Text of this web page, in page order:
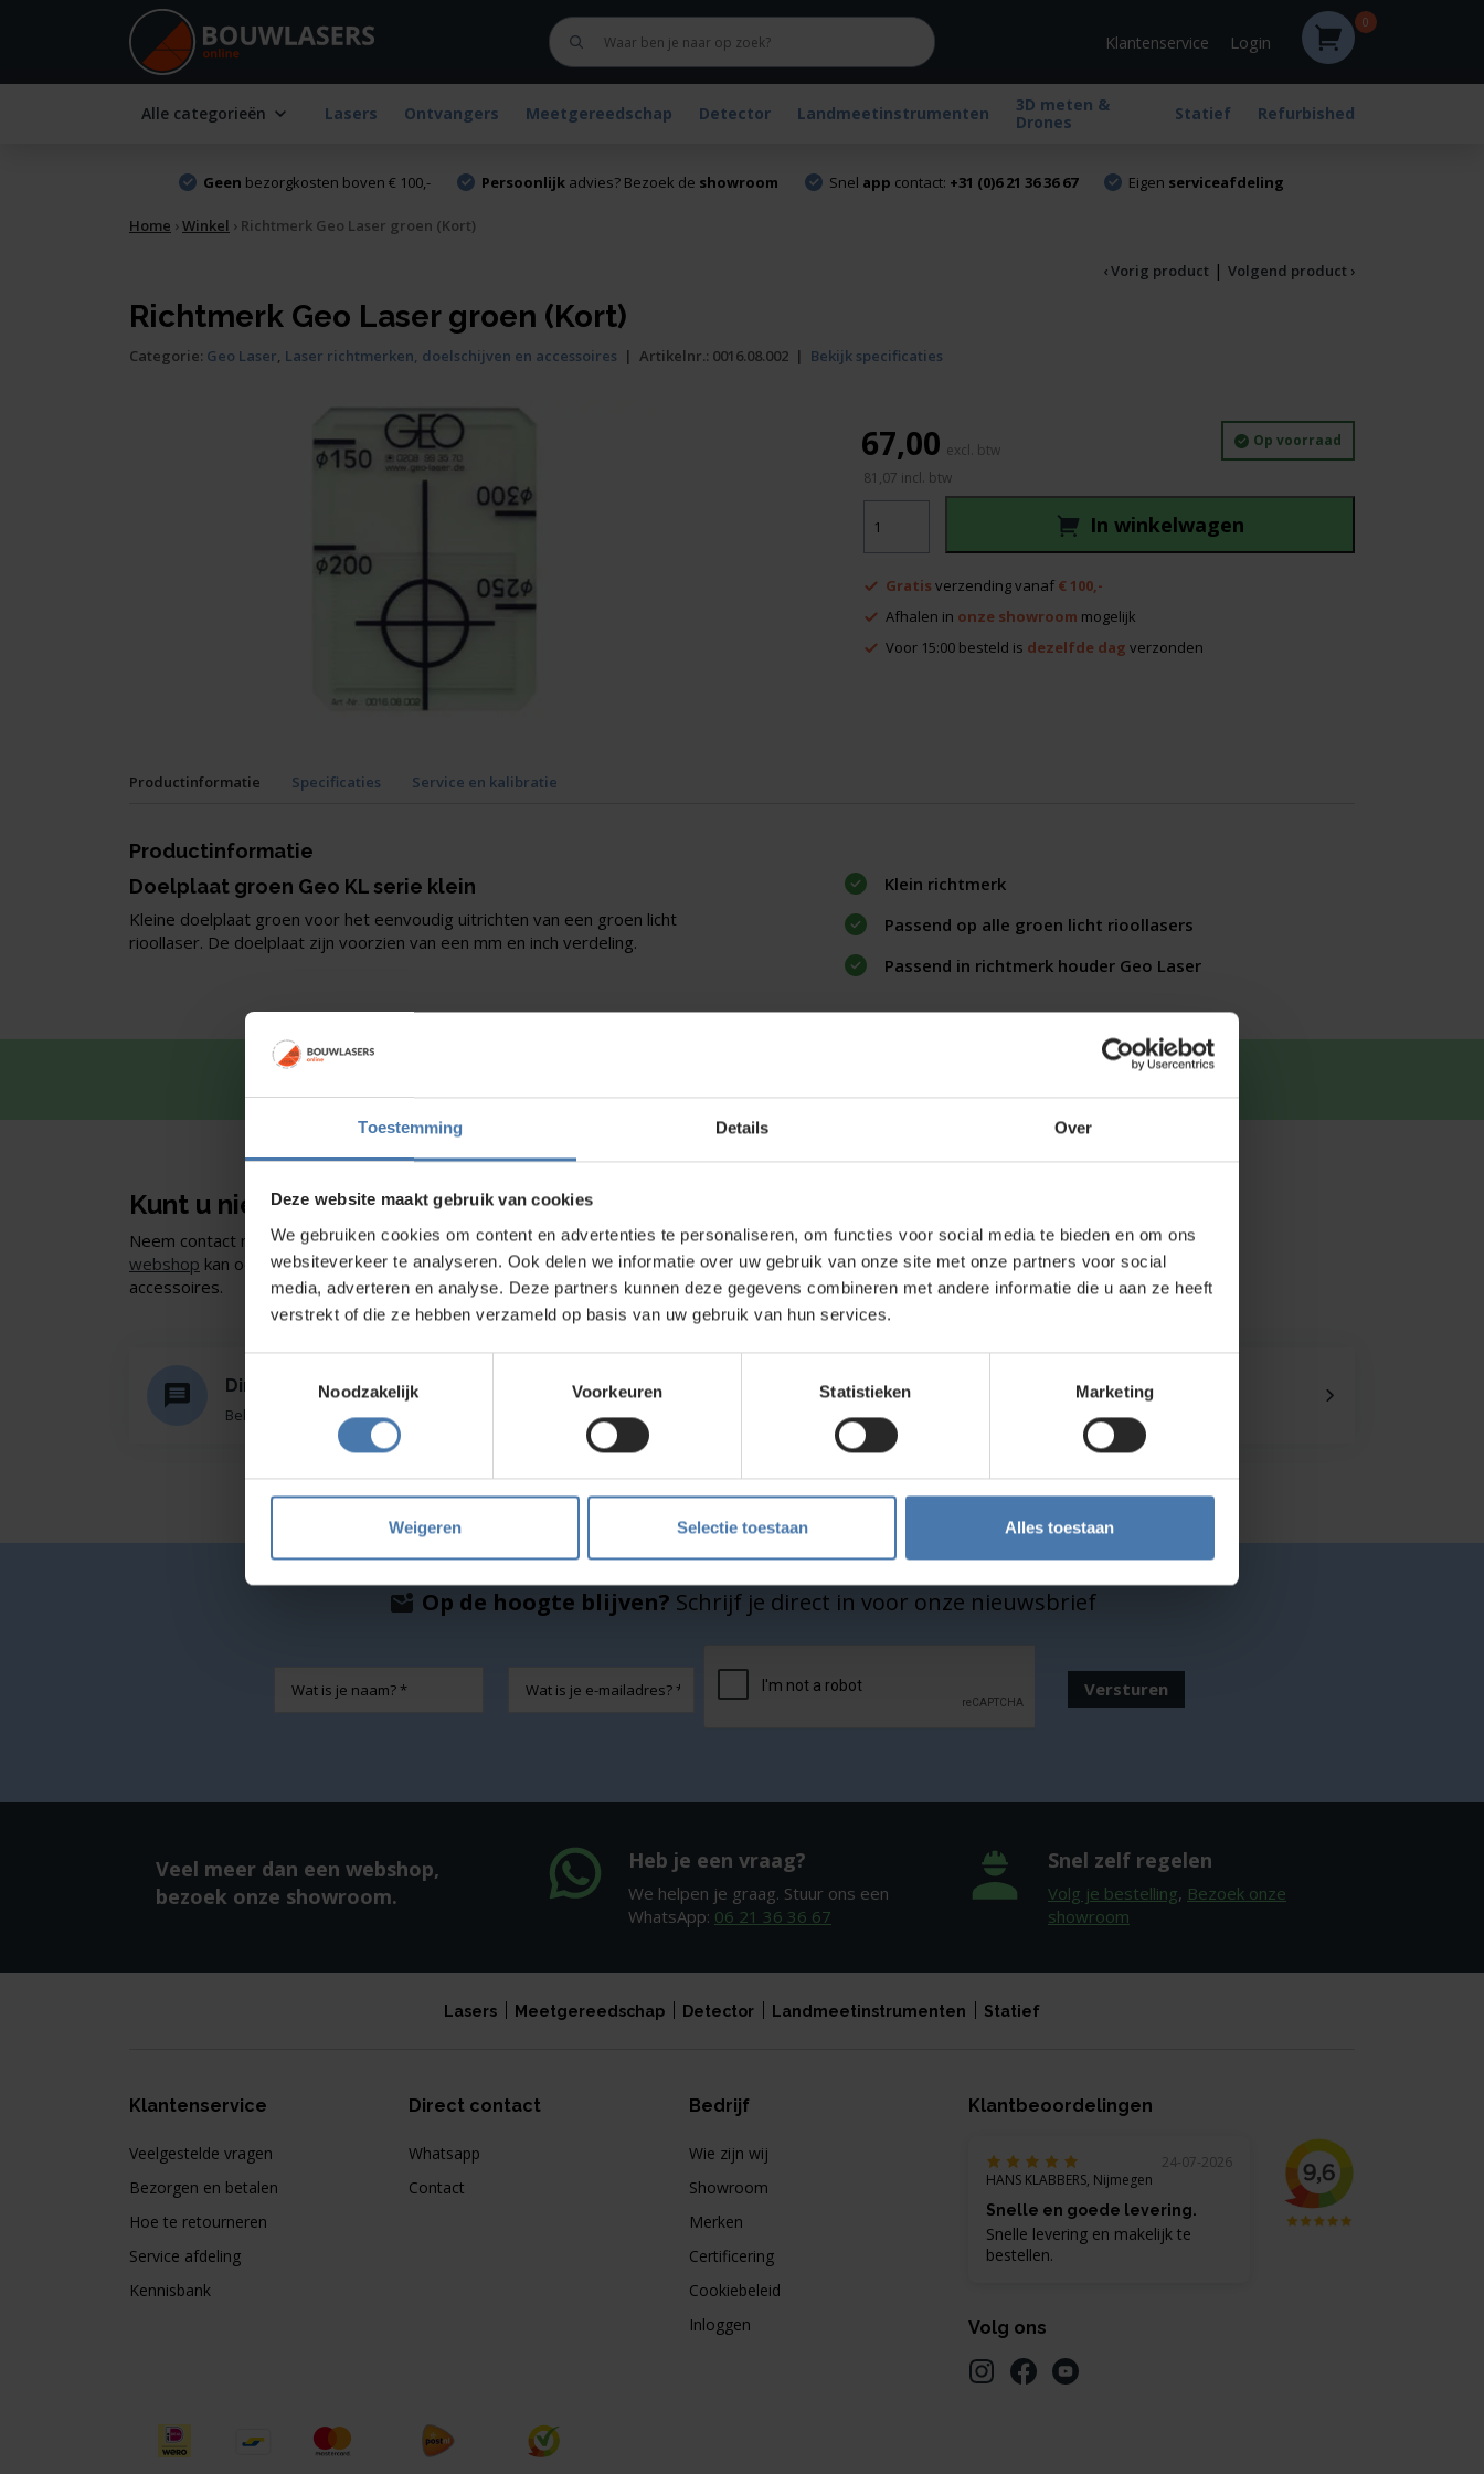
Toestemming Details Over
Deze website maakt gebruik van cookies
We gebruiken cookies om content en advertenties te personaliseren, om functies voor social media te bieden en om ons
websiteverkeer te analyseren. Ook delen we informatie over uw gebruik van onze site met onze partners voor social
media, adverteren en analyse. Deze partners kunnen deze gegevens combineren met andere informatie die u aan ze heeft
verstrekt of die ze hebben verzameld op basis van uw gebruik van hun services.
Noodzakelijk
Voorkeuren Statistieken Marketing
Weigeren Selectie toestaan Alles toestaan
Klantenservice Login
0
Alle categorieën Lasers Ontvangers Meetgereedschap Detector Landmeetinstrumenten
3D meten &
Drones
Statief Refurbished
Geen bezorgkosten boven € 100,- Persoonlijkadvies? Bezoek de showroom Snel app contact: +31 (0)6 21 36 36 67 Eigen serviceafdeling
Home ›Winkel › Richtmerk Geo Laser groen (Kort)
‹ Vorig product | Volgend product ›
Richtmerk Geo Laser groen (Kort)
Categorie: Geo Laser, Laser richtmerken, doelschijven en accessoires | Artikelnr.: 0016.08.002 | Bekijk specificaties
Op voorraad
Geo
Laser
(Kort)
aantal
81,07 incl. btw
In winkelwagen
67,00
Gratis verzending vanaf € 100,-
Afhalen in onze showroom mogelijk
Voor 15:00 besteld is dezelfde dag verzonden
Productinformatie Specificaties Service en kalibratie
Productinformatie
Doelplaat groen Geo KL serie klein
Kleine doelplaat groen voor het eenvoudig uitrichten van een groen licht
rioollaser. De doelplaat zijn voorzien van een mm en inch verdeling.
Klein richtmerk
Passend op alle groen licht rioollasers
Passend in richtmerk houder Geo Laser
Kunt u niet vinden wat u zoekt?
Neem contact met ons op of of bezoek onze showroom in Nieuwegein. Zelf rondkijken in de
webshop kan ook. Ontdek ons assortiment aanbouwlasers, meetinstrumenten en
accessoires.
Direct en snel contact
Bel Whatsapp of mail
Service en kalibratie Onze showroom
Kom je langs?
Op de hoogte blijven? Schrijf je direct in voor onze nieuwsbrief
mailadres
Versturen
Veel meer dan een webshop,
bezoek onze showroom.
Heb je een vraag?
We helpen je graag. Stuur ons een
WhatsApp: 06 21 36 36 67
Snel zelf regelen
Volg je bestelling, Bezoek onze
showroom
Lasers Meetgereedschap Detector Landmeetinstrumenten Statief
Klantenservice
Veelgestelde vragen
Bezorgen en betalen
Hoe te retourneren
Service afdeling
Kennisbank
Direct contact
Whatsapp
Contact
Bedrijf
Wie zijn wij
Showroom
Merken
Certificering
Cookiebeleid
Inloggen
Klantbeoordelingen
24-07-2026
HANS KLABBERS, Nijmegen
Snelle en goede levering.
Snelle levering en makelijk te
bestellen.
Volg ons